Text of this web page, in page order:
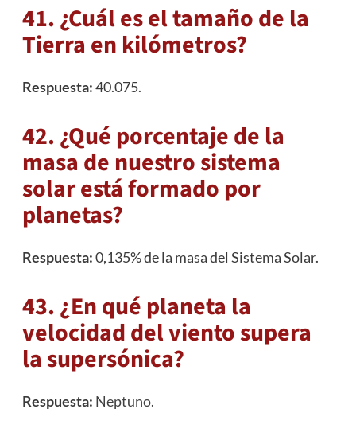
41. ¿Cuál es el tamaño de la
Tierra en kilómetros?
Respuesta:40.075.
42. ¿Qué porcentaje de la
masa de nuestro sistema
solar está formado por
planetas?
Respuesta:0,135% de la masa del Sistema Solar.
43. ¿En qué planeta la
velocidad del viento supera
la supersónica?
Respuesta: Neptuno.